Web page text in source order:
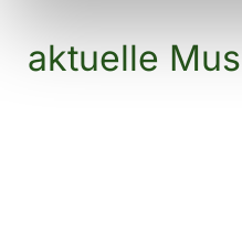
aktuelle